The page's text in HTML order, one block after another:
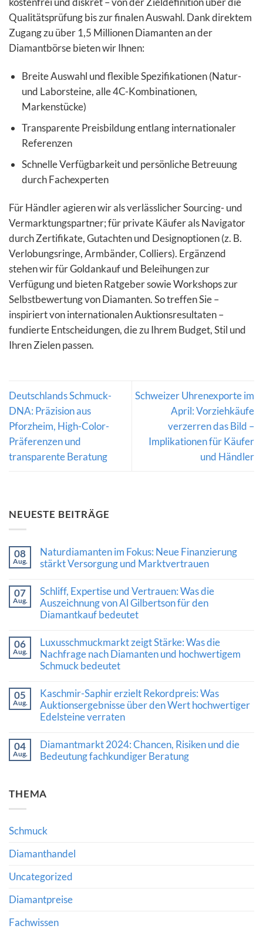
Qualitätsprüfung bis zur finalen Auswahl. Dank direktem
Zugang zu über 1,5 Millionen Diamanten an der
Diamantbörse bieten wir Ihnen:
Breite Auswahl und flexible Spezifikationen (Natur-
und Laborsteine, alle 4C-Kombinationen,
Markenstücke)
Transparente Preisbildung entlang internationaler
Referenzen
Schnelle Verfügbarkeit und persönliche Betreuung
durch Fachexperten
Für Händler agieren wir als verlässlicher Sourcing- und
Vermarktungspartner; für private Käufer als Navigator
durch Zertifikate, Gutachten und Designoptionen (z. B.
Verlobungsringe, Armbänder, Colliers). Ergänzend
stehen wir für Goldankauf und Beleihungen zur
Verfügung und bieten Ratgeber sowie Workshops zur
Selbstbewertung von Diamanten. So treffen Sie –
inspiriert von internationalen Auktionsresultaten –
fundierte Entscheidungen, die zu Ihrem Budget, Stil und
Ihren Zielen passen.
Deutschlands Schmuck-
DNA: Präzision aus
Pforzheim, High-Color-
Präferenzen und
transparente Beratung
Schweizer Uhrenexporte im
April: Vorziehkäufe
verzerren das Bild –
Implikationen für Käufer
und Händler
NEUESTE BEITRÄGE
08
Aug.
Naturdiamanten im Fokus: Neue Finanzierung
stärkt Versorgung und Marktvertrauen
zu
Naturdiamanten
im
Fokus:
stärkt
Versorgung
und
Marktvertrauen
07
Aug.
Schliff, Expertise und Vertrauen: Was die
Auszeichnung von Al Gilbertson für den
Diamantkauf bedeutet
zu
Schliff,
Expertise
und
die
Auszeichnung
von
Al
den
Diamantkauf
bedeutet
06
Aug.
Luxusschmuckmarkt zeigt Stärke: Was die
Nachfrage nach Diamanten und hochwertigem
Schmuck bedeutet
zu
Luxusschmuckmarkt
zeigt
Stärke:
Nachfrage
nach
Diamanten
bedeutet
05
Aug.
Kaschmir-Saphir erzielt Rekordpreis: Was
Auktionsergebnisse über den Wert hochwertiger
Edelsteine verraten
zu
Kaschmir-
Saphir
Auktionsergebnisse
hochwertiger
Edelsteine
04
Aug.
Diamantmarkt 2024: Chancen, Risiken und die
Bedeutung fachkundiger Beratung
Diamantmarkt
und
die
fachkundiger
Beratung
THEMA
Schmuck
Diamanthandel
Uncategorized
Diamantpreise
Fachwissen